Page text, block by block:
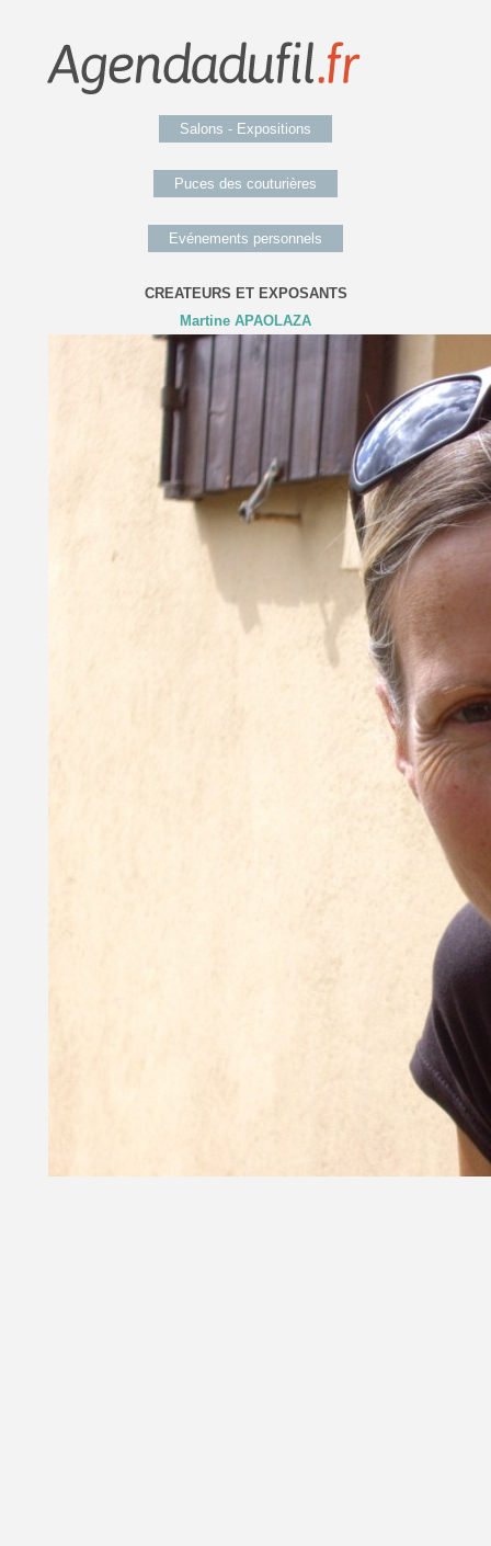
Salons - Expositions
Puces des couturières
Evénements personnels
CREATEURS ET EXPOSANTS
Martine APAOLAZA